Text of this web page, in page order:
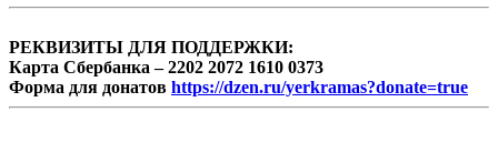
РЕКВИЗИТЫ ДЛЯ ПОДДЕРЖКИ:
Карта Сбербанка – 2202 2072 1610 0373
Форма для донатов https://dzen.ru/yerkramas?donate=true